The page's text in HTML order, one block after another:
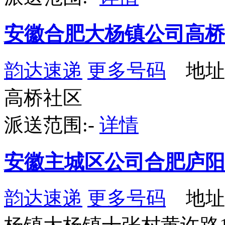
安徽合肥大杨镇公司高
韵达速递 更多号码 地址
高桥社区
派送范围:- 详情
安徽主城区公司合肥庐
韵达速递 更多号码 地址